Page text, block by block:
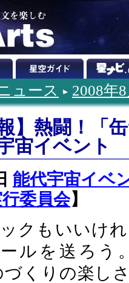
ュース 2008年
】熱闘！「
宙イベント
能代宇宙イベ
委員会】
クもいいけ
ルを送ろう
づくりの楽し